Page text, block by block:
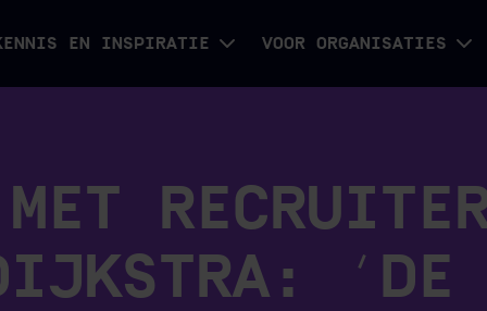
EN INSPIRATIE VOOR ORGANISATIES
‘DE